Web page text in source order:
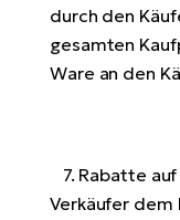
durch den
gesamten
Ware an den
7. Rabatte
Verkäufer dem